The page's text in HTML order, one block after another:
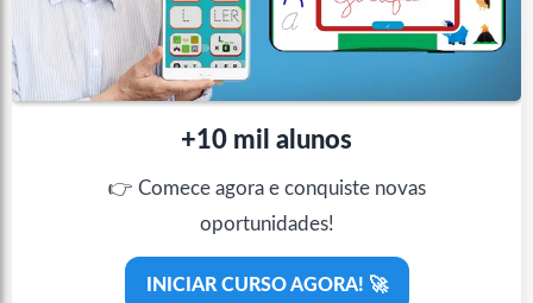
+10 mil alunos
👉 Comece agora e conquiste novas
oportunidades!
INICIAR CURSO AGORA! 🚀